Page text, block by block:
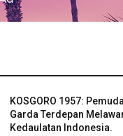
KOSGORO 1957:
Garda Terdepan
Kedaulatan Indonesia.